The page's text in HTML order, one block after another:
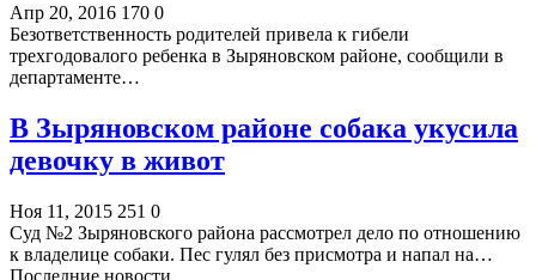
Апр 20, 2016 170 0
Безответственность родителей привела к гибели
трехгодовалого ребенка в Зыряновском районе, сообщили в
департаменте…
В Зыряновском районе собака укусила
девочку в живот
Ноя 11, 2015 251 0
Суд №2 Зыряновского района рассмотрел дело по отношению
к владелице собаки. Пес гулял без присмотра и напал на…
Последние новости